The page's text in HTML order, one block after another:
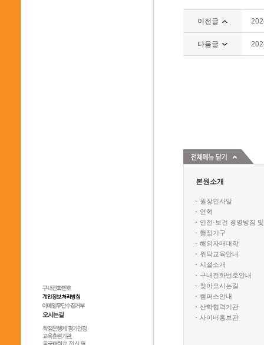
이전글
다음글
본원소개
원장인사말
연혁
안전·보건 경영방침
행정기구
해외자매대학
위탁교육안내
시설소개
구내전화번호안내
찾아오시는길
캠퍼스안내
산학협력기관
사이버홍보관